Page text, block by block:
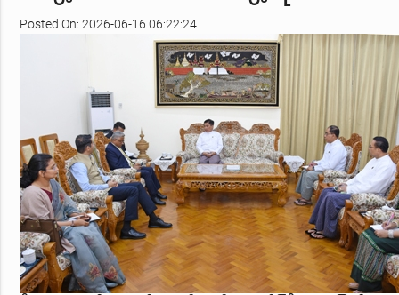
Posted On: 2026-06-16 06:22:24